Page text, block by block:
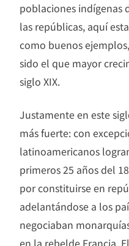
poblaciones indígenas
las repúblicas, aquí
como buenos
sido el que mayor
siglo XIX.
Justamente en este
más fuerte: con
latinoamericanos
primeros 25 años del
por constituirse en
adelantándose a los
negociaban